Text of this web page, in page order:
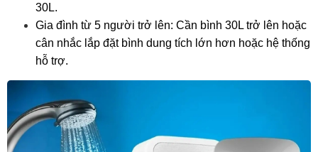
30L.
Gia đình từ 5 người trở lên: Cần bình 30L trở lên hoặc
cân nhắc lắp đặt bình dung tích lớn hơn hoặc hệ thống
hỗ trợ.